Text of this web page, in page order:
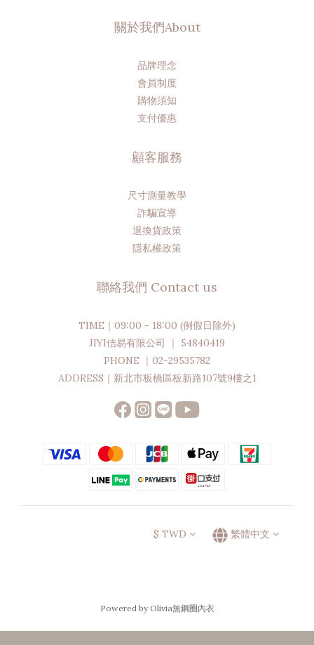
關於我們About
品牌理念
會員制度
購物須知
支付優惠
顧客服務
尺寸測量教學
詐騙宣導
退換貨政策
隱私權政策
聯絡我們 Contact us
TIME｜09:00 - 18:00 (例假日除外)
JIYI佶易有限公司 ｜ 54840419
PHONE ｜02-29535782
ADDRESS｜新北市板橋區板新路107號9樓之1
$ TWD 繁體中文
Powered by Olivia無鋼圈內衣